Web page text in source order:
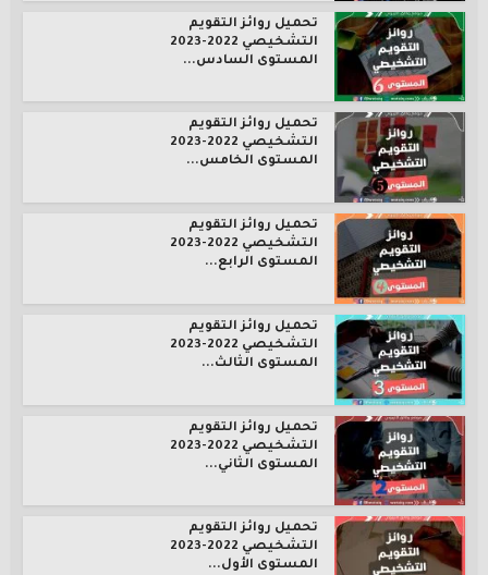
تحميل روائز التقويم
التشخيصي 2022-2023
المستوى السادس...
تحميل روائز التقويم
التشخيصي 2022-2023
المستوى الخامس...
تحميل روائز التقويم
التشخيصي 2022-2023
المستوى الرابع...
تحميل روائز التقويم
التشخيصي 2022-2023
المستوى الثالث...
تحميل روائز التقويم
التشخيصي 2022-2023
المستوى الثاني...
تحميل روائز التقويم
التشخيصي 2022-2023
المستوى الأول...